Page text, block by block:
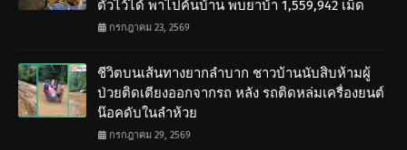
ตัวไว้ได้ พาไปค้นบ้าน พบยาบ้า 1,559,942 เม็ด
กรกฎาคม 23, 2569
ชีวิตบนเส้นทางยากลำบาก ชาวบ้านนับสิบห้ามผู้
ป่วยติดเตียงออกจากรถ หลัง รถติดหล่มเครื่องยนต์
น๊อคดับในลำห้วย
กรกฎาคม 29, 2569